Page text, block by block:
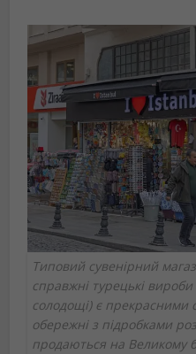
Типовий сувенірний
справжні турецькі вироби
солодощі) є прекрасними
обережні з підробками
продаються на Великому